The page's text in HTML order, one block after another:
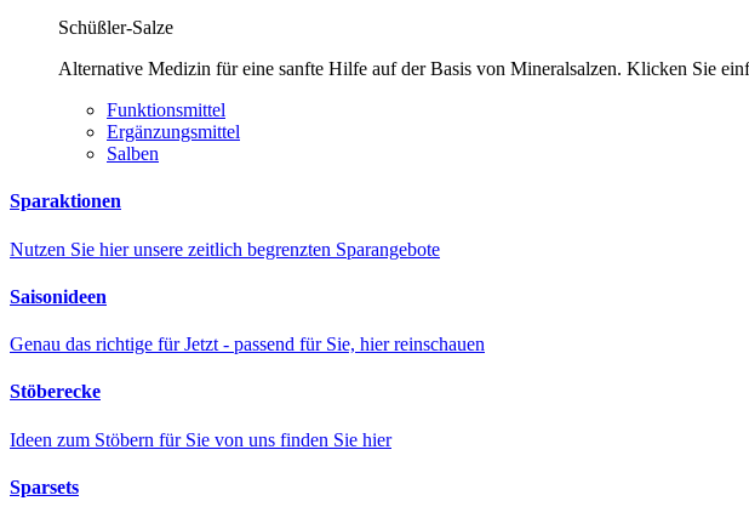
Schüßler-Salze
Alternative Medizin für eine sanfte Hilfe auf der Basis von Mineralsalzen. Klicken Sie
Funktionsmittel
Ergänzungsmittel
Salben
Sparaktionen
Nutzen Sie hier unsere zeitlich begrenzten Sparangebote
Saisonideen
Genau das richtige für Jetzt - passend für Sie, hier reinschauen
Stöberecke
Ideen zum Stöbern für Sie von uns finden Sie hier
Sparsets